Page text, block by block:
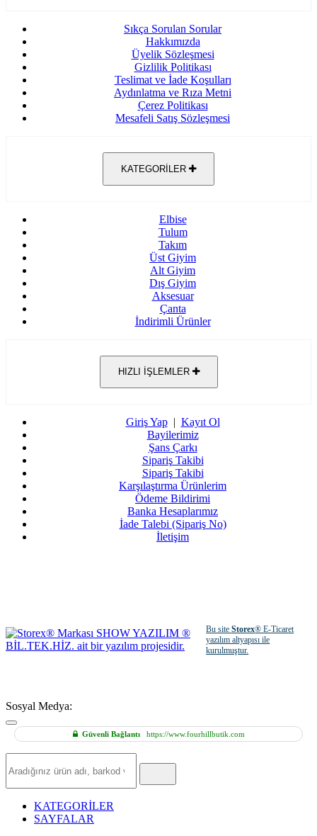
Sıkça Sorulan Sorular
Hakkımızda
Üyelik Sözleşmesi
Gizlilik Politikası
Teslimat ve İade Koşulları
Aydınlatma ve Rıza Metni
Çerez Politikası
Mesafeli Satış Sözleşmesi
KATEGORİLER
Elbise
Tulum
Takım
Üst Giyim
Alt Giyim
Dış Giyim
Aksesuar
Çanta
İndirimli Ürünler
HIZLI İŞLEMLER
Giriş Yap| Kayıt Ol
Bayilerimiz
Şans Çarkı
Sipariş Takibi
Sipariş Takibi
Karşılaştırma Ürünlerim
Ödeme Bildirimi
Banka Hesaplarımız
İade Talebi (Sipariş No)
İletişim
Bu siteStorex® E-Ticaret
yazılım altyapısı ile
kurulmuştur.
Sosyal Medya:
Güvenli Bağlantıhttps://www.fourhillbutik.com
Ürün
KATEGORİLER
SAYFALAR